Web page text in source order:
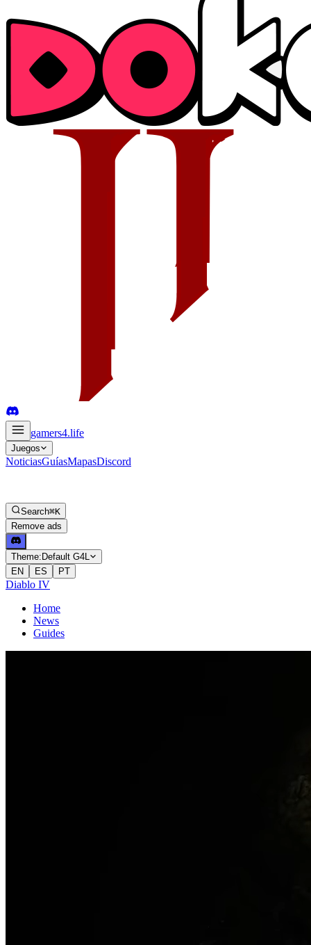
gamers4.life
Juegos
NoticiasGuíasMapasDiscord
Search⌘K
Remove ads
Theme: Default G4L
EN
ES PT
Diablo IV
Home
News
Guides